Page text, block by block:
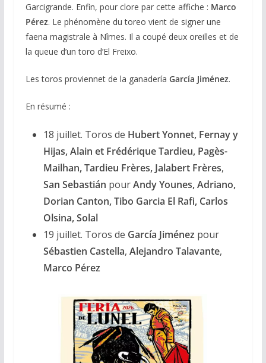
Garcigrande. Enfin, pour clore par cette affiche : Marco
Pérez. Le phénomène du toreo vient de signer une
faena magistrale à Nîmes. Il a coupé deux oreilles et de
la queue d’un toro d’El Freixo.
Les toros proviennet de la ganadería García Jiménez.
En résumé :
18 juillet. Toros de Hubert Yonnet, Fernay y
Hijas, Alain et Frédérique Tardieu, Pagès-
Mailhan, Tardieu Frères, Jalabert Frères,
San Sebastián pourAndy Younes, Adriano,
Dorian Canton, Tibo Garcia El Rafi, Carlos
Olsina, Solal
19 juillet. Toros de García Jiménez pour
Sébastien Castella, Alejandro Talavante,
Marco Pérez